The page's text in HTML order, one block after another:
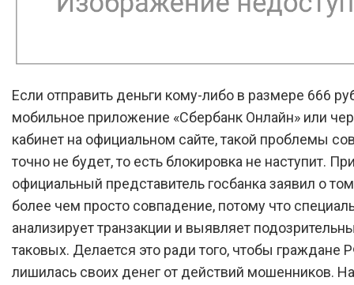
Если отправить деньги кому-либо в размере 666
мобильное приложение «Сбербанк Онлайн» или
кабинет на официальном сайте, такой проблемы
точно не будет, то есть блокировка не наступит.
официальный представитель госбанка заявил о
более чем просто совпадение, потому что
анализирует транзакции и выявляет
таковых. Делается это ради того, чтобы граждане
лишилась своих денег от действий мошенников.